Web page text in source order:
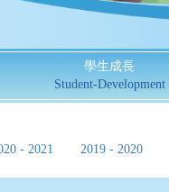
學生成長
Student-Development
- 2021 2019 - 2020